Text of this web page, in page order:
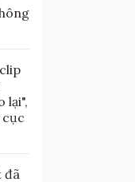
lại",
cục
đã